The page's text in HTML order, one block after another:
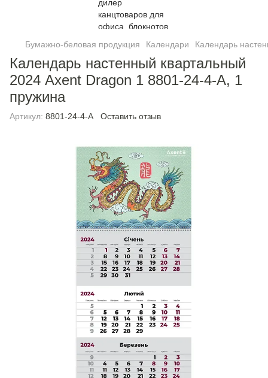
Бумажно-беловая продукция Календари Календарь
Календарь настенный квартальный
2024 Axent Dragon 1 8801-24-4-A, 1
пружина
Артикул: 8801-24-4-A Оставить отзыв